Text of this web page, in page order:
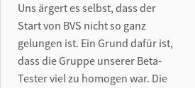
Uns ärgert es selbst, dass der
Start von BVS nicht so ganz
gelungen ist. Ein Grund dafür ist,
dass die Gruppe unserer Beta-
Tester viel zu homogen war. Die